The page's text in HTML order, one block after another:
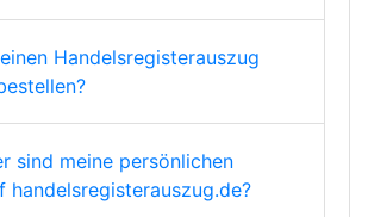
Handelsregisterauszug
sind meine persönlichen
handelsregisterauszug.de?